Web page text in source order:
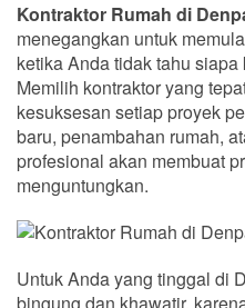
Kontraktor Rumah di
menegangkan untuk
ketika Anda tidak tahu
Memilih kontraktor yang
kesuksesan setiap proyek
baru, penambahan rumah,
profesional akan membuat
menguntungkan.
Untuk Anda yang tinggal di